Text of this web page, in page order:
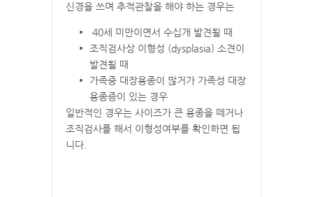
신경을 쓰며 추적관찰을 해야 하는 경우는
40세 미만이면서 수십개 발견될 때
조직검사상 이형성 (dysplasia) 소견이
발견될 때
가족중 대장용종이 많거가 가족성 대장
용종증이 있는 경우
일반적인 경우는 사이즈가 큰 용종을 떼거나
조직검사를 해서 이형성여부를 확인하면 됩
니다.